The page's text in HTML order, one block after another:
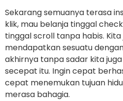
Sekarang semuanya terasa
klik, mau belanja tinggal
tinggal scroll tanpa habis.
mendapatkan sesuatu
akhirnya tanpa sadar kita
secepat itu. Ingin cepat
cepat menemukan tujuan
merasa bahagia.